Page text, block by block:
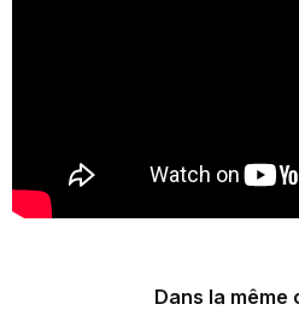
Dans la même